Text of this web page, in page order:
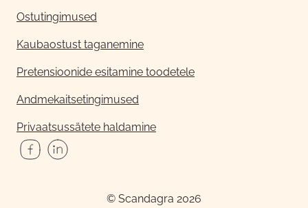
Ostutingimused
Kaubaostust taganemine
Pretensioonide esitamine toodetele
Andmekaitsetingimused
Privaatsussätete haldamine
© Scandagra 2026